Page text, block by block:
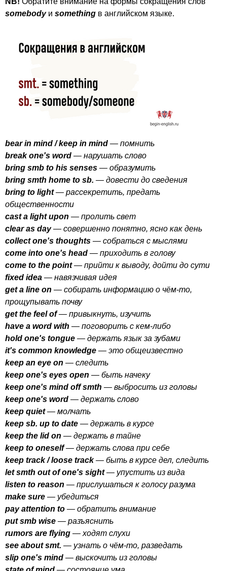
somebodyи something в английском языке.
bear in mind /keep in mind — помнить
break one's word — нарушать слово
bring smb to his senses — образумить
bring smth home to sb. — довести до сведения
bring to light— рассекретить, предать
общественности
cast a light upon — пролить свет
clear as day— совершенно понятно, ясно как день
collect one's thoughts — собраться с мыслями
come into one's head — приходить в голову
come to the point— прийти к выводу, дойти до сути
fixed idea — навязчивая идея
get a line on — собирать информацию о чём-то,
прощупывать почву
get the feel of— привыкнуть, изучить
have a word with — поговорить с кем-либо
hold one's tongue — держать язык за зубами
it's common knowledge — это общеизвестно
keep an eye on — следить
keep one's eyes open — быть начеку
keep one's mind off smth — выбросить из головы
keep one's word — держать слово
keep quiet— молчать
keep sb. up to date — держать в курсе
keep the lid on — держать в тайне
keep to oneself— держать слова при себе
keep track/loose track— быть в курсе дел, cледить
let smth out of one's sight— упустить из вида
listen to reason — прислушаться к голосу разума
make sure — убедиться
pay attention to — обратить внимание
put smb wise — разъяснить
rumors are flying — ходят слухи
see about smt. — узнать о чём-то, разведать
slip one's mind — выскочить из головы